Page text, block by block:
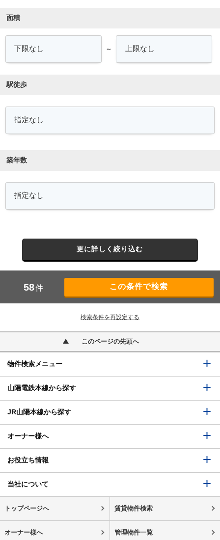
面積
～
駅徒歩
築年数
更に詳しく絞り込む
58件
検索条件を再設定する
このページの先頭へ
物件検索メニュー
山陽電鉄本線から探す
JR山陽本線から探す
オーナー様へ
お役立ち情報
当社について
トップページへ 賃貸物件検索
オーナー様へ 管理物件一覧